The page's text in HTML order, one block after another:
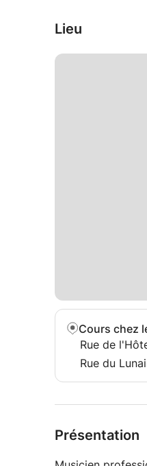
Lieu
Cours chez
Rue de
Rue du
Présentation